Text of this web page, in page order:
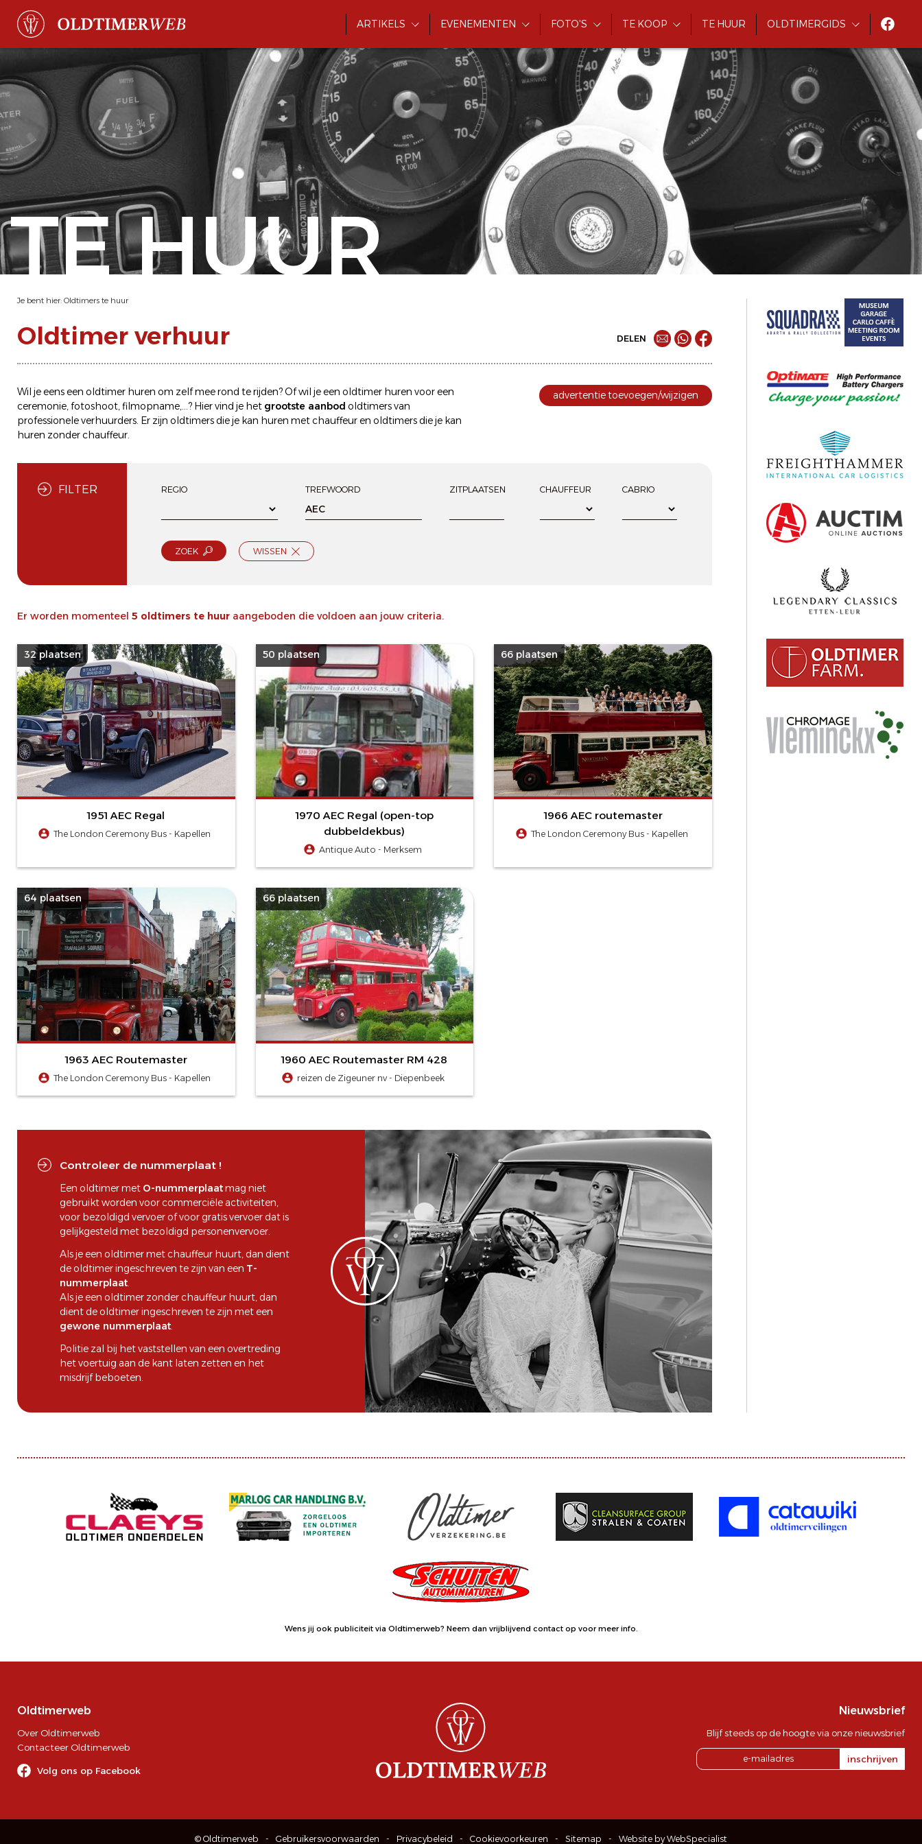
ARTIKELS EVENEMENTEN FOTO'S TE KOOP TE HUUR OLDTIMERGIDS
TE HUUR
Je bent hier: Oldtimers te huur
Oldtimer verhuur DELEN
Wil je eens een oldtimer huren om zelf mee rond te rijden? Of wil je een oldtimer huren voor een
ceremonie, fotoshoot, filmopname,...? Hier vind je het grootste aanbod oldtimers van
professionele verhuurders. Er zijn oldtimers die je kan huren met chauffeur en oldtimers die je kan
huren zonder chauffeur.
advertentie toevoegen/wijzigen
FILTER REGIO TREFWOORD ZITPLAATSEN CHAUFFEUR CABRIO
ZOEK WISSEN
Er worden momenteel 5 oldtimers te huur aangeboden die voldoen aan jouw criteria.
32 plaatsen
1951 AEC Regal
The London Ceremony Bus - Kapellen
50 plaatsen
1970 AEC Regal (open-top
dubbeldekbus)
Antique Auto - Merksem
66 plaatsen
1966 AEC routemaster
The London Ceremony Bus - Kapellen
64 plaatsen
1963 AEC Routemaster
The London Ceremony Bus - Kapellen
66 plaatsen
1960 AEC Routemaster RM 428
reizen de Zigeuner nv - Diepenbeek
Controleer de nummerplaat !
Een oldtimer met O-nummerplaatmag niet
gebruikt worden voor commerciële activiteiten,
voor bezoldigd vervoer of voor gratis vervoer dat is
gelijkgesteld met bezoldigd personenvervoer.
Als je een oldtimer met chauffeur huurt, dan dient
de oldtimer ingeschreven te zijn van een T-
nummerplaat.
Als je een oldtimer zonder chauffeur huurt, dan
dient de oldtimer ingeschreven te zijn met een
gewone nummerplaat.
Politie zal bij het vaststellen van een overtreding
het voertuig aan de kant laten zetten en het
misdrijf beboeten.
Wens jij ook publiciteit via Oldtimerweb? Neem dan vrijblijvend contact op voor meer info.
Oldtimerweb
Over Oldtimerweb
Contacteer Oldtimerweb
Volg ons op Facebook
Nieuwsbrief
Blijf steeds op de hoogte via onze nieuwsbrief
inschrijven
© Oldtimerweb Gebruikersvoorwaarden Privacybeleid Cookievoorkeuren Sitemap Website by WebSpecialist